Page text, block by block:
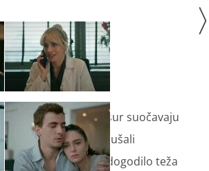
sa Zaferom, Asi i Cesur suočavaju
koju su pokušali
je ovo što se dogodilo teža